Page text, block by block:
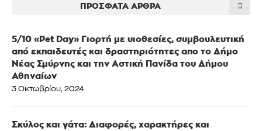
ΠΡΌΣΦΑΤΑ ΆΡΘΡΑ
5/10 «Pet Day» Γιορτή με υιοθεσίες, συμβουλευτική
από εκπαιδευτές και δραστηριότητες απο το Δήμο
Νέας Σμύρνης και την Αστική Πανίδα του Δήμου
Αθηναίων
3 Οκτωβρίου, 2024
Σκύλος και γάτα: Διαφορές, χαρακτήρες και